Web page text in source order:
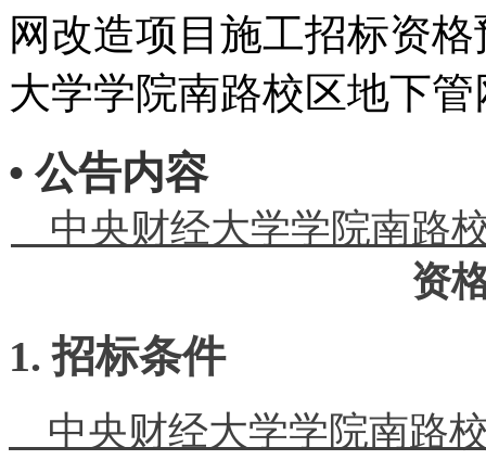
网改造项目施工招标资
大学学院南路校区地下
• 公告内容
中央财经大学学院南路
资
1. 招标条件
中央财经大学学院南路